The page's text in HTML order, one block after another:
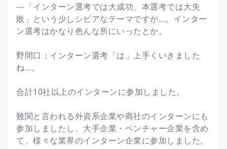
---「インターン選考では大成功、本選考では大失
敗」という少しシビアなテーマですが...。インター
ン選考はかなり色んな所にいったとか。
野間口：インターン選考「は」上手くいきました
ね...。
合計10社以上のインターンに参加しました。
難関と言われる外資系企業や商社のインターンにも
参加しましたし、大手企業・ベンチャー企業を含め
て、様々な業界のインターン企業に参加しました。